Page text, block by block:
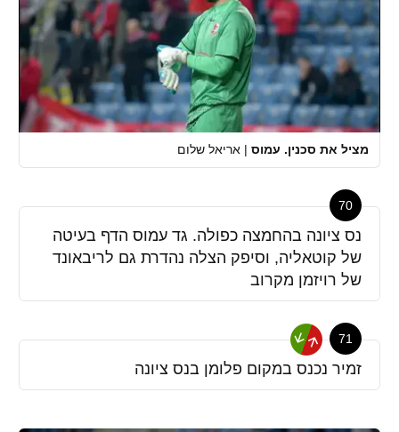
מציל את סכנין. עמוס | אריאל שלום
70
נס ציונה בהחמצה כפולה. גד עמוס הדף בעיטה
של קוטאליה, וסיפק הצלה נהדרת גם לריבאונד
של רויזמן מקרוב
71
זמיר נכנס במקום פלומן בנס ציונה